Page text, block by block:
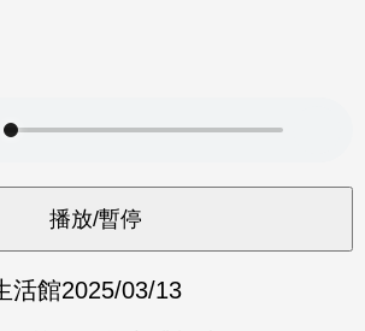
活館2025/03/13